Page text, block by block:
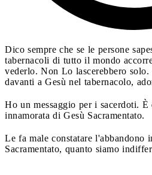
Dico sempre che se le persone
tabernacoli di tutto il mondo
vederlo. Non Lo lascerebbero solo.
davanti a Gesù nel tabernacolo,
Ho un messaggio per i sacerdoti. È
innamorata di Gesù Sacramentato.
Le fa male constatare l'abbandono
Sacramentato, quanto siamo